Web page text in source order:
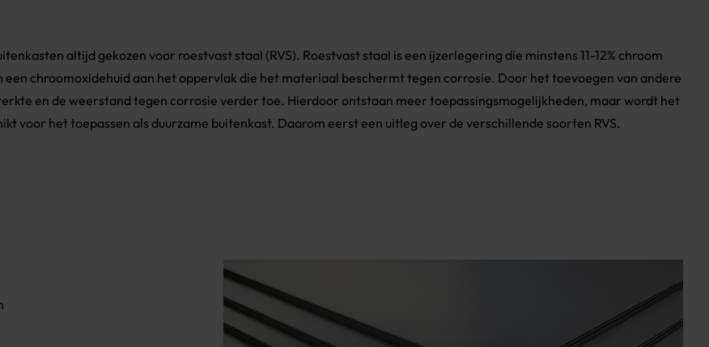
altijd gekozen voor roestvast staal (RVS). Roestvast staal is een ijzerlegering die minstens 11-12% chroom
chroomoxidehuid aan het oppervlak die het materiaal beschermt tegen corrosie. Door het toevoegen van andere
en de weerstand tegen corrosie verder toe. Hierdoor ontstaan meer toepassingsmogelijkheden, maar wordt het
voor het toepassen als duurzame buitenkast. Daarom eerst een uitleg over de verschillende soorten RVS.